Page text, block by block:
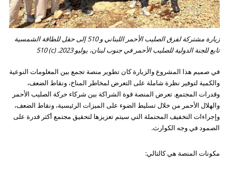
زيارة مشتركة لفرق الصليب الأحمر اللبناني و 510 إلى حقل للطاقة الشمسية
تابع للجنة الدولية للصليب الأحمر في جنوب لبنان، يوليو 2023. (c) 510
في صميم هذا المشروع والزيارة كان تطوير منصة تجمع بين المعلومات النوعية
والكمية لتوفير نظرة شاملة على التعرض لمخاطر المناخ، ونقاط الضعف،
وقدرات المجتمع. تعرض المنصة قوة الشراكة بين شركاء حركة الصليب الأحمر
والهلال الأحمر من خلال تسليط الضوء على الميزات الرئيسية، ونقاط الضعف،
وإجراءات التخفيف المحتملة التي سيتم تعزيزها لتحقيق مجتمع أكثر قدرة على
الصمود في وجه الكوارث.
مكونات المنصة هي كالتالي: